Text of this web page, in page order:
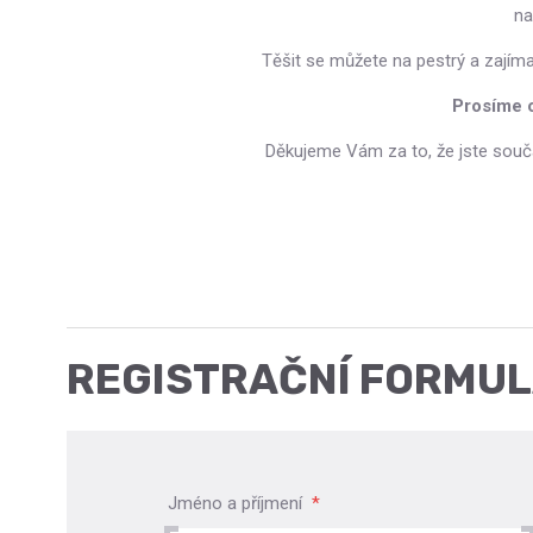
Těšit se můžete na pestrý a
Prosíme
Děkujeme Vám za to, že jste
REGISTRAČNÍ
Jméno a příjmení *